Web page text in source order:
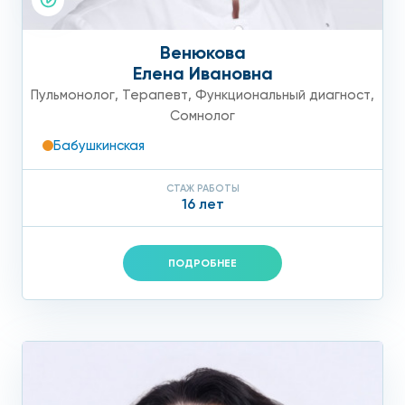
Венюкова
Елена Ивановна
Пульмонолог, Терапевт, Функциональный диагност,
Сомнолог
Бабушкинская
СТАЖ РАБОТЫ
16 лет
ПОДРОБНЕЕ